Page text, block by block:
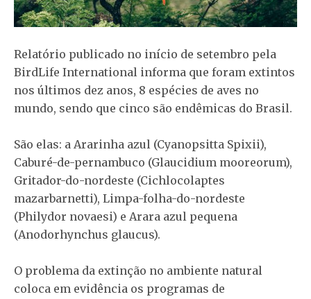
Relatório publicado no início de setembro pela
BirdLife International informa que foram extintos
nos últimos dez anos, 8 espécies de aves no
mundo, sendo que cinco são endêmicas do Brasil.
São elas: a Ararinha azul (Cyanopsitta Spixii),
Caburé-de-pernambuco (Glaucidium mooreorum),
Gritador-do-nordeste (Cichlocolaptes
mazarbarnetti), Limpa-folha-do-nordeste
(Philydor novaesi) e Arara azul pequena
(Anodorhynchus glaucus).
O problema da extinção no ambiente natural
coloca em evidência os programas de